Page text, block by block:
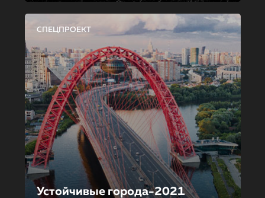
СПЕЦПРОЕКТ
Устойчивые города-2021